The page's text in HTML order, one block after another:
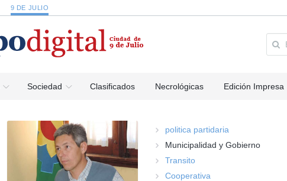
9 DE JULIO
Sociedad Clasificados Necrológicas Edición Impresa
politica partidaria
Municipalidad y Gobierno
Transito
Cooperativa